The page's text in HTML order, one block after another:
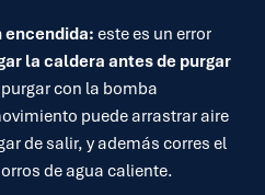
encendida: este es un error
la caldera antes de purgar
con la bomba
puede arrastrar aire
de salir, y además corres el
de agua caliente.